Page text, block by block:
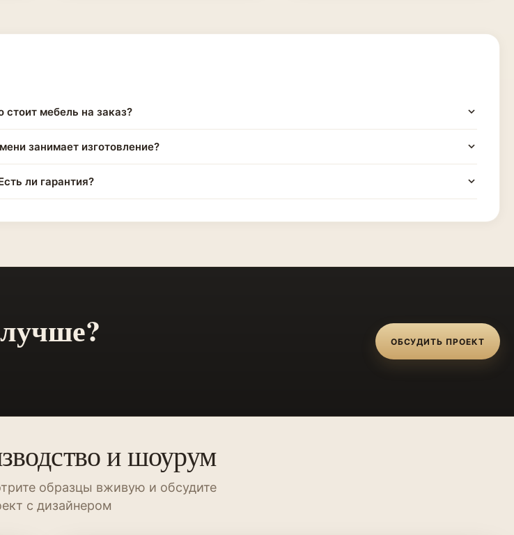
стоит мебель на заказ?
занимает изготовление?
ли гарантия?
ОБСУДИТЬ ПРОЕКТ
и шоурум
образцы вживую и обсудите
с дизайнером